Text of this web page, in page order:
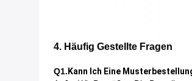
4. Häufig Gestellte Fragen
Q1. Kann Ich Eine